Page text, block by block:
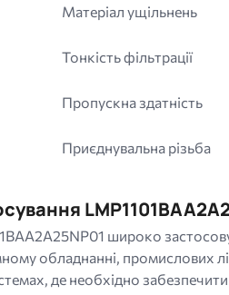
Матеріал ущільнень
Тонкість фільтрації
Пропускна здатність
Приєднувальна різьба
широко
обладнанні, промислових
де необхідно забезпечити